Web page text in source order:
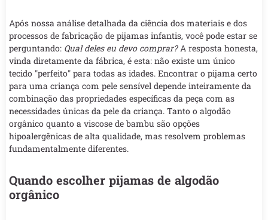
Após nossa análise detalhada da ciência dos materiais e dos
processos de fabricação de pijamas infantis, você pode estar se
perguntando: Qual deles eu devo comprar?A resposta honesta,
vinda diretamente da fábrica, é esta: não existe um único
tecido "perfeito" para todas as idades. Encontrar o pijama certo
para uma criança com pele sensível depende inteiramente da
combinação das propriedades específicas da peça com as
necessidades únicas da pele da criança. Tanto o algodão
orgânico quanto a viscose de bambu são opções
hipoalergênicas de alta qualidade, mas resolvem problemas
fundamentalmente diferentes.
Quando escolher pijamas de algodão
orgânico